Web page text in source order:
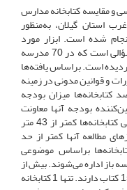
و مقایسه کتابخانه مدارس
استان گیلان، به‌منظور
شده است. ابزار مورد
استفاده در این تحقیق یک پرسشنامه 49 سؤالی است که در 70 مدرسه
است. براساس یافته‌ها
و قوانین مدونی در زمینه
دارند. در 82/9 درصد کتابخانه‌ها میزان بودجه
بودجه آنها معاونت
پژوهشی است. به‌لحاظ فضا و تجهیزات، تمامی کتابخانه‌ها کمتر از 43 متر
مطالعه آنها کمتر از حد
67/1 درصد کتابخانه‌ها براساس موضوعی
قفسه باز اداره می‌شوند. بیش از
نصف جامعه آماری مورد پژوهش کمتر از 1500 کتاب دارند. تنها 1 کتابخانه